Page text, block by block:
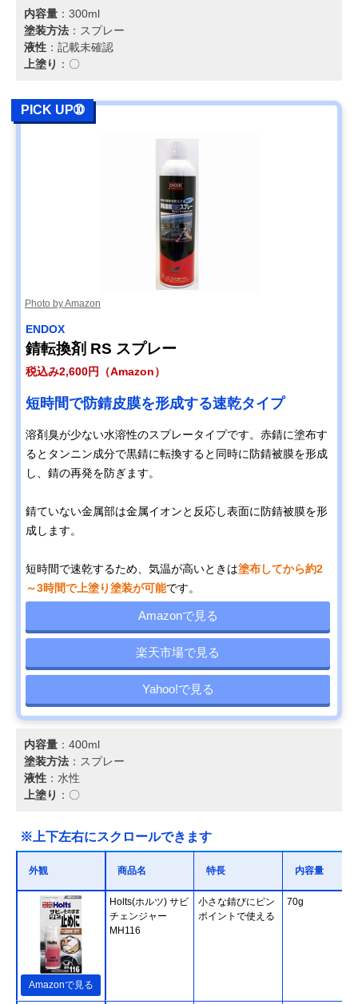
内容量 ：300ml
塗装方法 ：スプレー
液性 ：記載未確認
上塗り ：〇
PICK UP➉
Photo by Amazon
ENDOX
錆転換剤 RS スプレー
税込み2,600円（Amazon）
短時間で防錆皮膜を形成する速乾タイプ
溶剤臭が少ない水溶性のスプレータイプです。赤錆に塗布す
るとタンニン成分で黒錆に転換すると同時に防錆被膜を形成
し、錆の再発を防ぎます。
錆ていない金属部は金属イオンと反応し表面に防錆被膜を形
成します。
短時間で速乾するため、気温が高いときは塗布してから約2
～3時間で上塗り塗装が可能です。
Amazonで見る
楽天市場で見る
Yahoo!で見る
内容量 ：400ml
塗装方法 ：スプレー
液性 ：水性
上塗り ：〇
※上下左右にスクロールできます
外観 商品名 特長 内容量
Amazonで見る
Holts(ホルツ) サビ
チェンジャー
MH116
小さな錆びにピン
ポイントで使える
70g